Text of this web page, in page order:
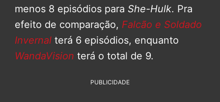
menos 8 episódios para She-Hulk. Pra
efeito de comparação, Falcão e Soldado
Invernal terá 6 episódios, enquanto
WandaVision terá o total de 9.
PUBLICIDADE